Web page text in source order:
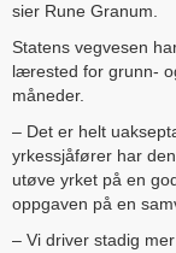
sier Rune Granum.
Statens vegvesen
lærested for grunn-
måneder.
– Det er helt
yrkessjåfører har
utøve yrket på en
oppgaven på en
– Vi driver stadig